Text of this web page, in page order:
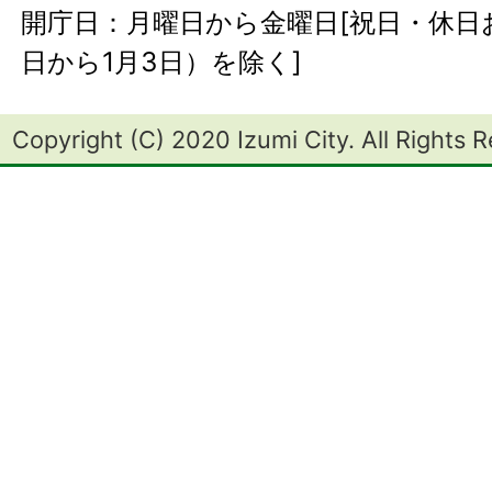
開庁日：月曜日から金曜日[祝日・休
日から1月3日）を除く]
Copyright (C) 2020 Izumi City. All Rights